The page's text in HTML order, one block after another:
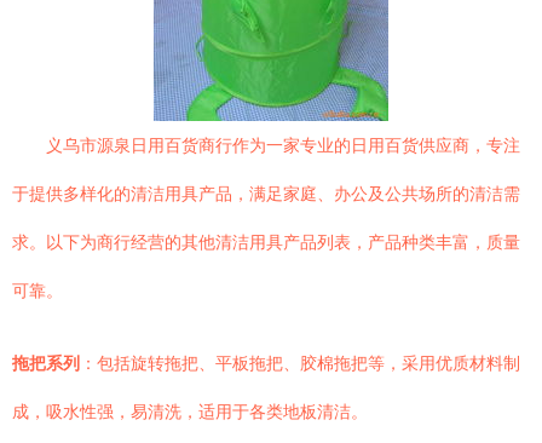
义乌市源泉日用百货商行作为一家专业的日用百货供应商，专注
于提供多样化的清洁用具产品，满足家庭、办公及公共场所的清洁需
求。以下为商行经营的其他清洁用具产品列表，产品种类丰富，质量
可靠。
拖把系列 ：包括旋转拖把、平板拖把、胶棉拖把等，采用优质材料制
成，吸水性强，易清洗，适用于各类地板清洁。